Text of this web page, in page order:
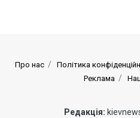
Про нас Політика
Реклама
Редакція: